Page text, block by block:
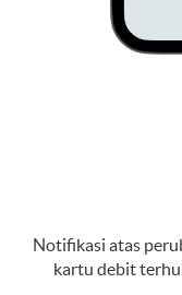
Notifikasi atas
kartu debit